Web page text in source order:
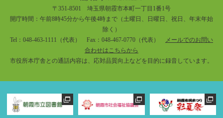
〒351-8501 埼玉県朝霞市本町一丁目1番1号
開庁時間：午前8時45分から午後4時まで（土曜日、日曜日、祝日、年末年始
除く）
Tel：048-463-1111（代表） Fax：048-467-0770（代表）
メールでのお問い
合わせはこちらから
市役所本庁舎との通話内容は、応対品質向上などを目的に録音しています。